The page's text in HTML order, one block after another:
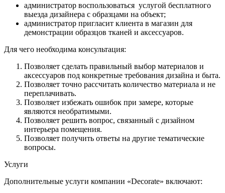
администратор воспользоваться услугой бесплатного
выезда дизайнера с образцами на объект;
администратор пригласит клиента в магазин для
демонстрации образцов тканей и аксессуаров.
Для чего необходима консультация:
Позволяет сделать правильный выбор материалов и
аксессуаров под конкретные требования дизайна и быта.
Позволяет точно рассчитать количество материала и не
переплачивать.
Позволяет избежать ошибок при замере, которые
являются необратимыми.
Позволяет решить вопрос, связанный с дизайном
интерьера помещения.
Позволяет получить ответы на другие тематические
вопросы.
Услуги
Дополнительные услуги компании «Decorate» включают: